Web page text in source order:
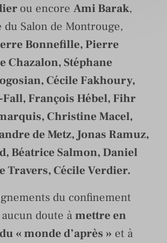
ou encore Ami Barak,
Salon de Montrouge,
Bonnefille, Pierre
Chazalon, Stéphane
Cécile Fakhoury,
François Hébel, Fihr
Christine Macel,
de Metz, Jonas Ramuz,
Béatrice Salmon, Daniel
Travers, Cécile Verdier.
du confinement
doute à mettre en
« monde d’après » et à